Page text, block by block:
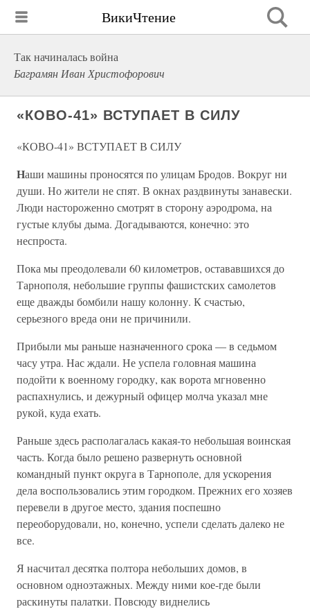
ВикиЧтение
Так начиналась война
Баграмян Иван Христофорович
«КОВО-41» ВСТУПАЕТ В СИЛУ
«КОВО-41» ВСТУПАЕТ В СИЛУ
Наши машины проносятся по улицам Бродов. Вокруг ни
души. Но жители не спят. В окнах раздвинуты занавески.
Люди настороженно смотрят в сторону аэродрома, на
густые клубы дыма. Догадываются, конечно: это
неспроста.
Пока мы преодолевали 60 километров, остававшихся до
Тарнополя, небольшие группы фашистских самолетов
еще дважды бомбили нашу колонну. К счастью,
серьезного вреда они не причинили.
Прибыли мы раньше назначенного срока — в седьмом
часу утра. Нас ждали. Не успела головная машина
подойти к военному городку, как ворота мгновенно
распахнулись, и дежурный офицер молча указал мне
рукой, куда ехать.
Раньше здесь располагалась какая-то небольшая воинская
часть. Когда было решено развернуть основной
командный пункт округа в Тарнополе, для ускорения
дела воспользовались этим городком. Прежних его хозяев
перевели в другое место, здания поспешно
переоборудовали, но, конечно, успели сделать далеко не
все.
Я насчитал десятка полтора небольших домов, в
основном одноэтажных. Между ними кое-где были
раскинуты палатки. Повсюду виднелись